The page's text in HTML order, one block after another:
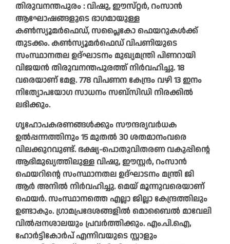
തിരുവനന്തപുരം : വിഷു, ഈസ്‌റ്റർ, റംസാൻ
ആഘോഷങ്ങളുടെ ഭാഗമായുള്ള
കൺസ്യൂമർഫെഡ്‌, സപ്ലൈകോ ഫെയറുകൾക്ക്‌
തുടക്കം. കൺസ്യൂമർഫെഡ്‌ വിപണിയുടെ
സംസ്ഥാനതല ഉദ്‌ഘാടനം മുഖ്യമന്ത്രി പിണറായി
വിജയൻ തിരുവനന്തപുരത്ത്‌ നിർവഹിച്ചു. 18
വരെയാണ്‌ മേള. 778 വിപണന കേന്ദ്രം വഴി 13 ഇനം
നിത്യോപയോഗ സാധനം സബ്‌സിഡി നിരക്കിൽ
ലഭിക്കും.
ഗൃഹോപകരണങ്ങൾക്കും സൗന്ദര്യവർധക
ഉൽപ്പന്നത്തിനും 15 മുതൽ 30 ശതമാനംവരെ
വിലക്കുറവുണ്ട്‌. ഭക്ഷ്യ-പൊതുവിതരണ വകുപ്പിന്റെ
ആഭിമുഖ്യത്തിലുള്ള വിഷു, ഈസ്റ്റർ, റംസാൻ
ഫെയറിന്റെ സംസ്ഥാനതല ഉദ്‌ഘാടനം മന്ത്രി ജി
ആർ അനിൽ നിർവഹിച്ചു. മെയ്‌ മൂന്നുവരെയാണ്‌
ഫെയർ. സംസ്ഥാനത്തെ എല്ലാ ജില്ലാ കേന്ദ്രത്തിലും
ഉണ്ടാകും. ഗ്രാമപ്രദേശങ്ങളിൽ മൊബൈൽ മാവേലി
വിൽപ്പനശാലയും പ്രവർത്തിക്കും. എം.പി.ഐ,
ഹോർട്ടികോർപ് എന്നിവയുടെ സ്റ്റാളും